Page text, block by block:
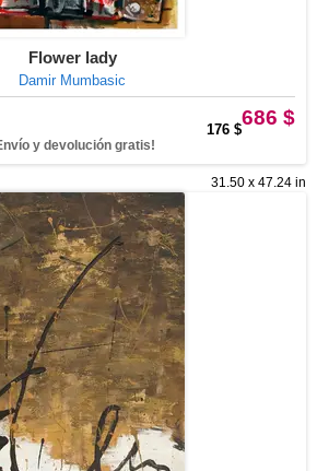
Flower lady
Damir Mumbasic
686 $
176 $
y devolución gratis!
31.50 x 47.24 in